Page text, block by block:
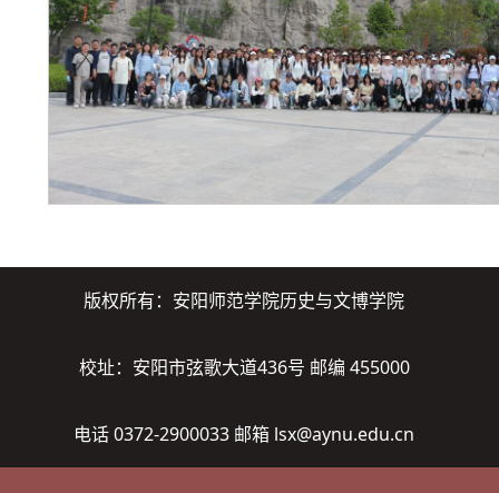
版权所有：安阳师范学院历史与文博学院
校址：安阳市弦歌大道436号 邮编 455000
电话 0372-2900033 邮箱 lsx@aynu.edu.cn